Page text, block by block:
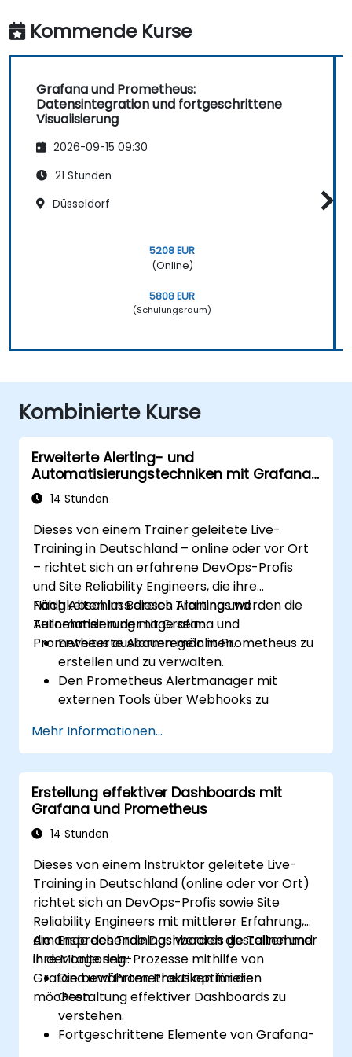
Kommende Kurse
Grafana und Prometheus:
Datensintegration und fortgeschrittene
Visualisierung
2026-09-15 09:30
21 Stunden
Düsseldorf
5208 EUR
(Online)
5808 EUR
(Schulungsraum)
Kombinierte Kurse
Erweiterte Alerting- und
Automatisierungstechniken mit Grafana
und Prometheus
14 Stunden
Dieses von einem Trainer geleitete Live-
Training in Deutschland – online oder vor Ort
– richtet sich an erfahrene DevOps-Profis
und Site Reliability Engineers, die ihre
Fähigkeiten im Bereich Alerting und
Automatisierung mit Grafana und
Prometheus ausbauen möchten.
Nach Abschluss dieses Trainings werden die
Teilnehmer in der Lage sein:
Erweiterte Alarmregeln in Prometheus zu
erstellen und zu verwalten.
Den Prometheus Alertmanager mit
externen Tools über Webhooks zu
Automatisierte Reaktionen auf Alarme
einzurichten, um Probleme schneller zu
lösen.
Grafana zur effektiven Visualisierung und
Verwaltung von Alarmen zu nutzen.
Mehr Informationen...
Erstellung effektiver Dashboards mit
Grafana und Prometheus
14 Stunden
Dieses von einem Instruktor geleitete Live-
Training in Deutschland (online oder vor Ort)
richtet sich an DevOps-Profis sowie Site
Reliability Engineers mit mittlerer Erfahrung,
die ansprechende Dashboards gestalten und
ihre Monitoring-Prozesse mithilfe von
Grafana und Prometheus optimieren
möchten.
Am Ende des Trainings werden die Teilnehmer
in der Lage sein:
Die bewährten Praktiken für die
Gestaltung effektiver Dashboards zu
verstehen.
Fortgeschrittene Elemente von Grafana-